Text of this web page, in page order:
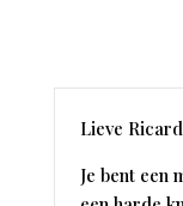
Lieve
Je bent een